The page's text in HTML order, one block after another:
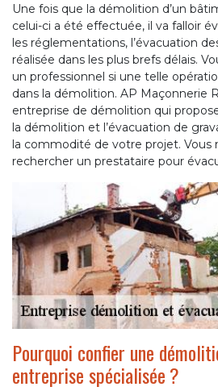
Une fois que la démolition d’un
celui-ci a été effectuée, il va falloir
les réglementations, l’évacuation
réalisée dans les plus brefs délais.
un professionnel si une telle
dans la démolition. AP Maçonnerie
entreprise de démolition qui
la démolition et l’évacuation de
la commodité de votre projet. Vous
rechercher un prestataire pour
Pourquoi confier une
entreprise spécialisée ?